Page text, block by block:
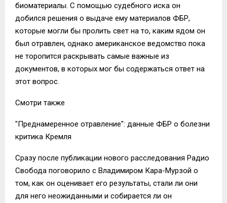
биоматериалы. С помощью судебного иска он
добился решения о выдаче ему материалов ФБР,
которые могли бы пролить свет на то, каким ядом он
был отравлен, однако американское ведомство пока
не торопится раскрывать самые важные из
документов, в которых мог бы содержаться ответ на
этот вопрос.
Смотри также
"Преднамеренное отравление": данные ФБР о болезни
критика Кремля
Сразу после публикации нового расследования Радио
Свобода поговорило с Владимиром Кара-Мурзой о
том, как он оценивает его результаты, стали ли они
для него неожиданными и собирается ли он